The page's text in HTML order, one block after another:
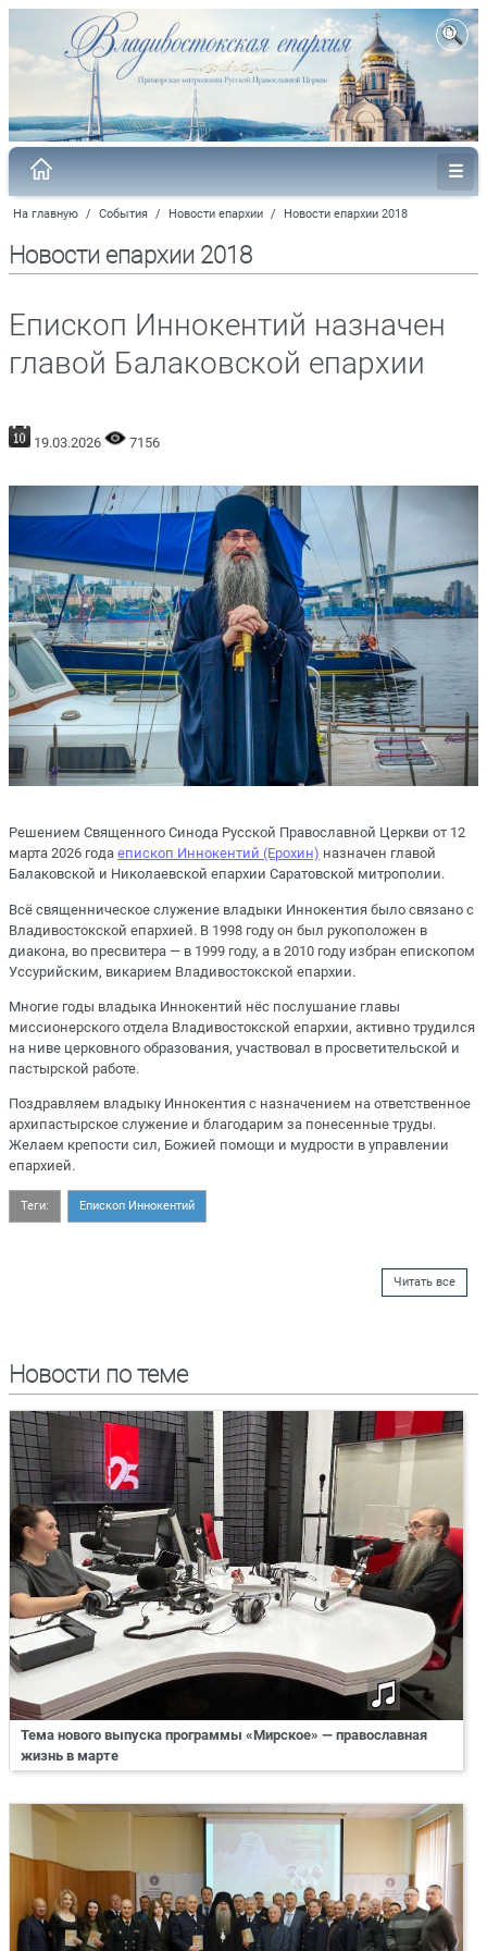
На главную / События / Новости епархии / Новости епархии 2018
Новости епархии 2018
Епископ Иннокентий назначен
главой Балаковской епархии
19.03.2026 7156
Решением Священного Синода Русской Православной Церкви от 12
марта 2026 года епископ Иннокентий (Ерохин) назначен главой
Балаковской и Николаевской епархии Саратовской митрополии.
Всё священническое служение владыки Иннокентия было связано с
Владивостокской епархией. В 1998 году он был рукоположен в
диакона, во пресвитера — в 1999 году, а в 2010 году избран епископом
Уссурийским, викарием Владивостокской епархии.
Многие годы владыка Иннокентий нёс послушание главы
миссионерского отдела Владивостокской епархии, активно трудился
на ниве церковного образования, участвовал в просветительской и
пастырской работе.
Поздравляем владыку Иннокентия с назначением на ответственное
архипастырское служение и благодарим за понесенные труды.
Желаем крепости сил, Божией помощи и мудрости в управлении
епархией.
Теги: Епископ Иннокентий
Читать все
Новости по теме
Тема нового выпуска программы «Мирское» — православная
жизнь в марте